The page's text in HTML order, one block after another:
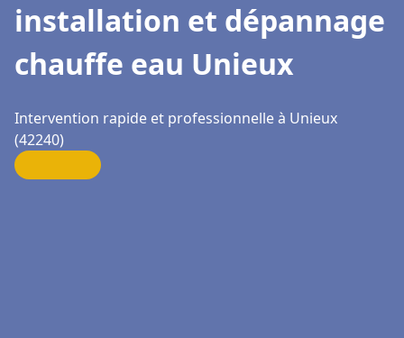
installation et dépannage
chauffe eau Unieux
Intervention rapide et professionnelle à Unieux
(42240)